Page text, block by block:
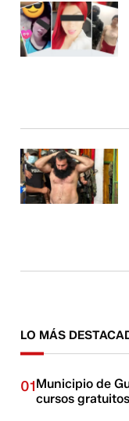
LO MÁS
01Municipio de
cursos